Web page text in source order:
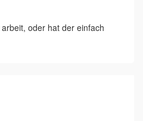
oder hat der einfach